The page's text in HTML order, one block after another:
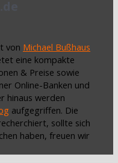
von Michael Bußhaus
eine kompakte
& Preise sowie
Online-Banken und
hinaus werden
aufgegriffen. Die
sollte sich
haben, freuen wir